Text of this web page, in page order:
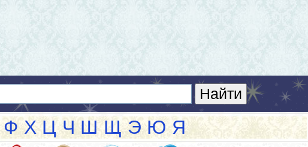
Ф Х Ц Ч Ш Щ Э Ю Я